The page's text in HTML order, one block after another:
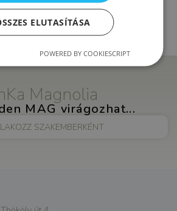
Magnolia
MAG virágozhat...
SZAKEMBERKÉNT
ELUTASÍTÁSA
POWERED BY COOKIESCRIPT